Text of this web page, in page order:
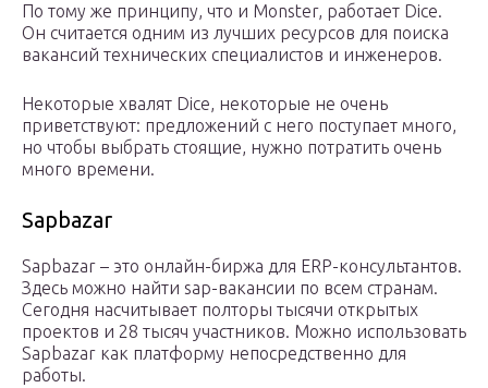
По тому же принципу, что и Monster, работает Dice.
Он считается одним из лучших ресурсов для поиска
вакансий технических специалистов и инженеров.
Некоторые хвалят Dice, некоторые не очень
приветствуют: предложений с него поступает много,
но чтобы выбрать стоящие, нужно потратить очень
много времени.
Sapbazar
Sapbazar – это онлайн-биржа для ERP-консультантов.
Здесь можно найти sap-вакансии по всем странам.
Сегодня насчитывает полторы тысячи открытых
проектов и 28 тысяч участников. Можно использовать
Sapbazar как платформу непосредственно для
работы.